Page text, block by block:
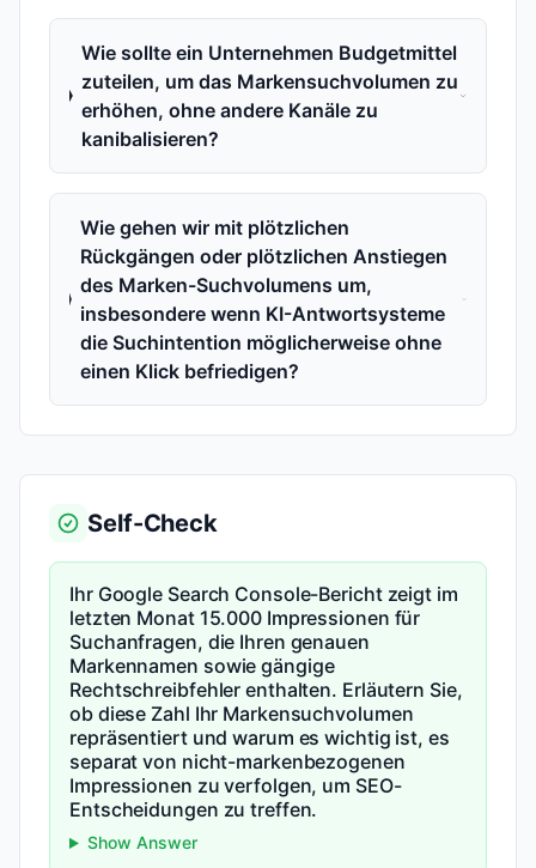
Wie sollte ein Unternehmen Budgetmittel
zuteilen, um das Markensuchvolumen zu
erhöhen, ohne andere Kanäle zu
kanibalisieren?
Wie gehen wir mit plötzlichen
Rückgängen oder plötzlichen Anstiegen
des Marken-Suchvolumens um,
insbesondere wenn KI-Antwortsysteme
die Suchintention möglicherweise ohne
einen Klick befriedigen?
Self-Check
Ihr Google Search Console-Bericht zeigt im
letzten Monat 15.000 Impressionen für
Suchanfragen, die Ihren genauen
Markennamen sowie gängige
Rechtschreibfehler enthalten. Erläutern Sie,
ob diese Zahl Ihr Markensuchvolumen
repräsentiert und warum es wichtig ist, es
separat von nicht-markenbezogenen
Impressionen zu verfolgen, um SEO-
Entscheidungen zu treffen.
Show Answer